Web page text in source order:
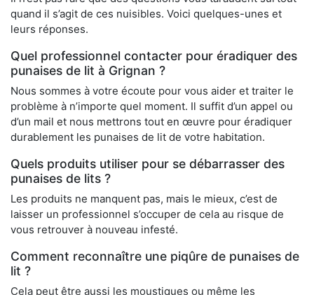
quand il s’agit de ces nuisibles. Voici quelques-unes et
leurs réponses.
Quel professionnel contacter pour éradiquer des
punaises de lit à Grignan ?
Nous sommes à votre écoute pour vous aider et traiter le
problème à n’importe quel moment. Il suffit d’un appel ou
d’un mail et nous mettrons tout en œuvre pour éradiquer
durablement les punaises de lit de votre habitation.
Quels produits utiliser pour se débarrasser des
punaises de lits ?
Les produits ne manquent pas, mais le mieux, c’est de
laisser un professionnel s’occuper de cela au risque de
vous retrouver à nouveau infesté.
Comment reconnaître une piqûre de punaises de
lit ?
Cela peut être aussi les moustiques ou même les